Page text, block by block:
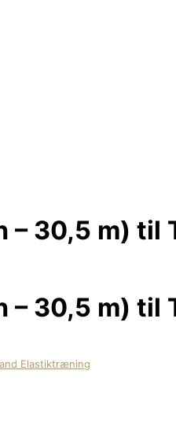
– 30,5 m) til
– 30,5 m) til
Elastiktræning